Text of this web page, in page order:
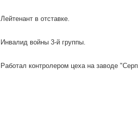
Лейтенант в отставке.
Инвалид войны 3-й группы.
Работал контролером цеха на заводе